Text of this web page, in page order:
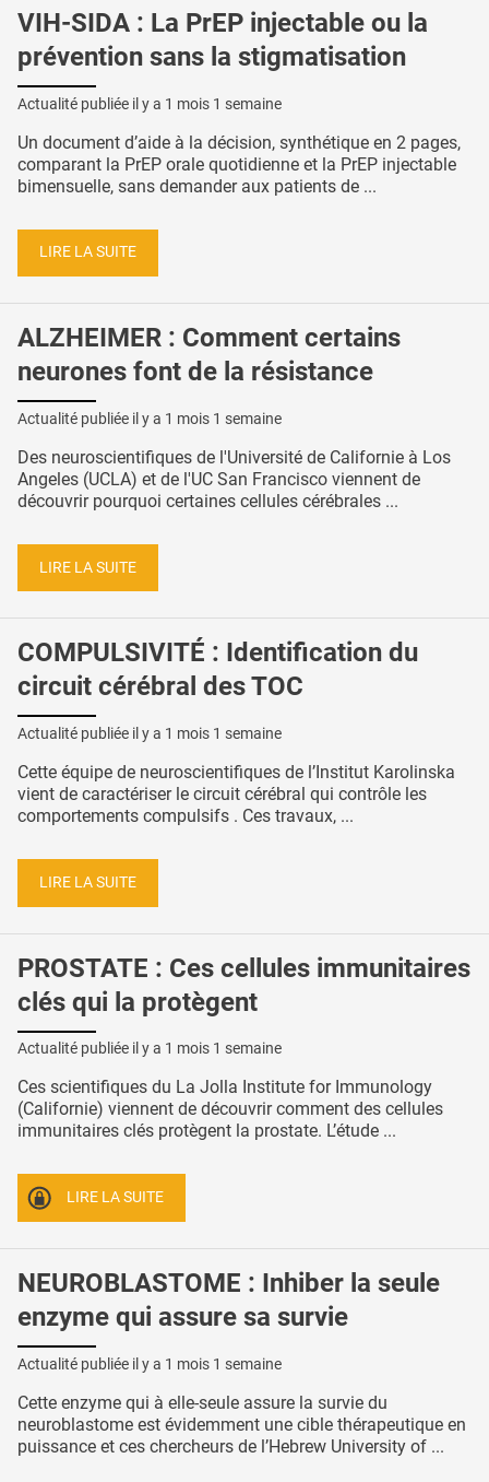
VIH-SIDA : La PrEP injectable ou la
prévention sans la stigmatisation
Actualité publiée il y a 1 mois 1 semaine
Un document d’aide à la décision, synthétique en 2 pages,
comparant la PrEP orale quotidienne et la PrEP injectable
bimensuelle, sans demander aux patients de ...
LIRE LA SUITE
ALZHEIMER : Comment certains
neurones font de la résistance
Actualité publiée il y a 1 mois 1 semaine
Des neuroscientifiques de l'Université de Californie à Los
Angeles (UCLA) et de l'UC San Francisco viennent de
découvrir pourquoi certaines cellules cérébrales ...
LIRE LA SUITE
COMPULSIVITÉ : Identification du
circuit cérébral des TOC
Actualité publiée il y a 1 mois 1 semaine
Cette équipe de neuroscientifiques de l’Institut Karolinska
vient de caractériser le circuit cérébral qui contrôle les
comportements compulsifs . Ces travaux, ...
LIRE LA SUITE
PROSTATE : Ces cellules immunitaires
clés qui la protègent
Actualité publiée il y a 1 mois 1 semaine
Ces scientifiques du La Jolla Institute for Immunology
(Californie) viennent de découvrir comment des cellules
immunitaires clés protègent la prostate. L’étude ...
LIRE LA SUITE
NEUROBLASTOME : Inhiber la seule
enzyme qui assure sa survie
Actualité publiée il y a 1 mois 1 semaine
Cette enzyme qui à elle-seule assure la survie du
neuroblastome est évidemment une cible thérapeutique en
puissance et ces chercheurs de l’Hebrew University of ...